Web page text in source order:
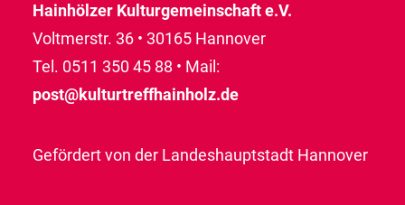
Hainhölzer Kulturgemeinschaft e.V.
Voltmerstr. 36 • 30165 Hannover
Tel. 0511 350 45 88 • Mail:
post@kulturtreffhainholz.de
Gefördert von der Landeshauptstadt Hannover